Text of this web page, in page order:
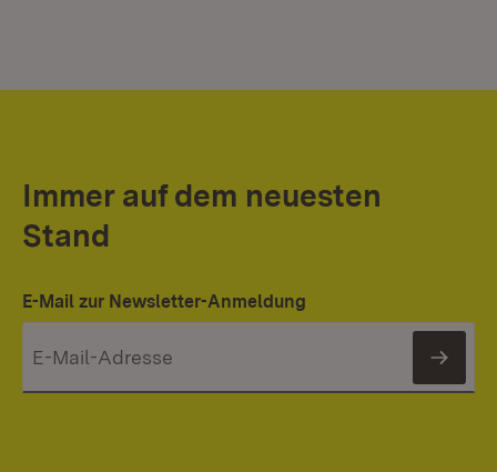
Immer auf dem neuesten
Stand
E-Mail zur Newsletter-Anmeldung